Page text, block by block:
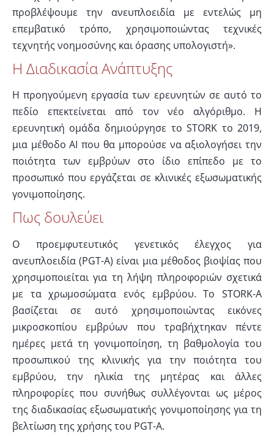
προβλέψουμε την ανευπλοειδία με εντελώς μη
επεμβατικό τρόπο, χρησιμοποιώντας τεχνικές
τεχνητής νοημοσύνης και όρασης υπολογιστή».
Η Διαδικασία Ανάπτυξης
Η προηγούμενη εργασία των ερευνητών σε αυτό το
πεδίο επεκτείνεται από τον νέο αλγόριθμο. Η
ερευνητική ομάδα δημιούργησε το STORK το 2019,
μια μέθοδο AI που θα μπορούσε να αξιολογήσει την
ποιότητα των εμβρύων στο ίδιο επίπεδο με το
προσωπικό που εργάζεται σε κλινικές εξωσωματικής
γονιμοποίησης.
Πως δουλεύει
Ο προεμφυτευτικός γενετικός έλεγχος για
ανευπλοειδία (PGT-A) είναι μια μέθοδος βιοψίας που
χρησιμοποιείται για τη λήψη πληροφοριών σχετικά
με τα χρωμοσώματα ενός εμβρύου. Το STORK-A
βασίζεται σε αυτό χρησιμοποιώντας εικόνες
μικροσκοπίου εμβρύων που τραβήχτηκαν πέντε
ημέρες μετά τη γονιμοποίηση, τη βαθμολογία του
προσωπικού της κλινικής για την ποιότητα του
εμβρύου, την ηλικία της μητέρας και άλλες
πληροφορίες που συνήθως συλλέγονται ως μέρος
της διαδικασίας εξωσωματικής γονιμοποίησης για τη
βελτίωση της χρήσης του PGT-A.